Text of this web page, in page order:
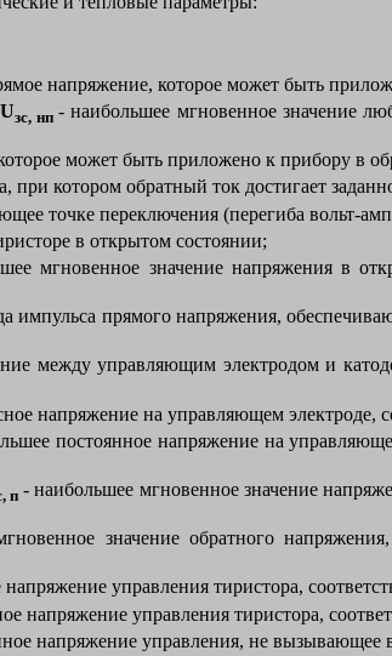
напряжение, которое может быть
Uзс, нп- наибольшее мгновенное значение
может быть приложено к прибору в
при котором обратный ток достигает
точке переключения (перегиба вольт-
в открытом состоянии;
мгновенное значение напряжения в
импульса прямого напряжения,
между управляющим электродом и
напряжение на управляющем электроде,
постоянное напряжение на
п - наибольшее мгновенное значение
значение обратного
напряжение управления тиристора,
напряжение управления тиристора,
напряжение управления, не вызывающее